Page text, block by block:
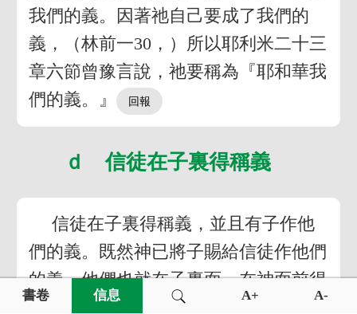
我們的義。因著祂自己要成了我們的
義，（林前一30，）所以耶利米二十三
章六節曾豫言說，祂要稱為『耶和華我
們的義。』
ｄ 信徒在子裏得稱義
信徒在子裏得稱義，並且有子作他
們的義。既然神已將子賜給信徒作他們
的義，他們也就在子裏面，在神面前得
稱義。惟有在作我們義的子裏面，我們
書卷 信息 A+ A-